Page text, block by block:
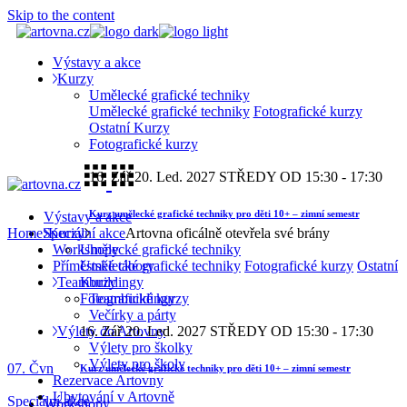
Skip to the content
Výstavy a akce
Kurzy
Umělecké grafické techniky
Umělecké grafické techniky Fotografické kurzy
Ostatní Kurzy
Fotografické kurzy
16. Zář20. Led. 2027 STŘEDY OD 15:30 - 17:30
Kurz umělecké grafické techniky pro děti 10+ – zimní semestr
Workshopy
Příměstské tábory
Teambuildingy
Teambuildingy
Večírky a párty
Výlety do Artovny
Výlety pro školky
Výlety pro školy
Rezervace Artovny
Ubytování v Artovně
Výstavy a akce
Kurzy
Umělecké grafické techniky
Umělecké grafické techniky Fotografické kurzy Ostatní
Kurzy
Fotografické kurzy
16. Zář20. Led. 2027 STŘEDY OD 15:30 - 17:30
Kurz umělecké grafické techniky pro děti 10+ – zimní semestr
Workshopy
HomeSpeciální akceArtovna oficálně otevřela své brány
07. Čvn
Speciální akce